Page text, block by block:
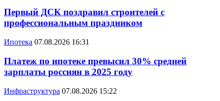
Первый ДСК поздравил строителей с
профессиональным праздником
Ипотека 07.08.2026 16:31
Платеж по ипотеке превысил 30% средней
зарплаты россиян в 2025 году
Инфраструктура 07.08.2026 15:22